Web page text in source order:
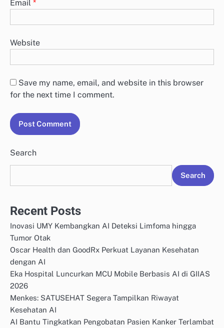
Email *
Website
Save my name, email, and website in this browser
for the next time I comment.
Search
Search
Recent Posts
Inovasi UMY Kembangkan AI Deteksi Limfoma hingga
Tumor Otak
Oscar Health dan GoodRx Perkuat Layanan Kesehatan
dengan AI
Eka Hospital Luncurkan MCU Mobile Berbasis AI di GIIAS
2026
Menkes: SATUSEHAT Segera Tampilkan Riwayat
Kesehatan AI
AI Bantu Tingkatkan Pengobatan Pasien Kanker Terlambat